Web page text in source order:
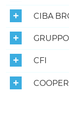
CIBA
CFI